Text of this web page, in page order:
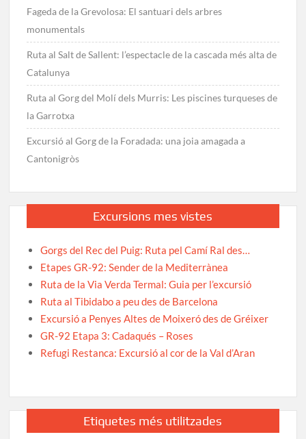
Fageda de la Grevolosa: El santuari dels arbres
monumentals
Ruta al Salt de Sallent: l’espectacle de la cascada més alta de
Catalunya
Ruta al Gorg del Molí dels Murris: Les piscines turqueses de
la Garrotxa
Excursió al Gorg de la Foradada: una joia amagada a
Cantonigròs
Excursions mes vistes
Gorgs del Rec del Puig: Ruta pel Camí Ral des…
Etapes GR-92: Sender de la Mediterrànea
Ruta de la Via Verda Termal: Guia per l’excursió
Ruta al Tibidabo a peu des de Barcelona
Excursió a Penyes Altes de Moixeró des de Gréixer
GR-92 Etapa 3: Cadaqués – Roses
Refugi Restanca: Excursió al cor de la Val d’Aran
Etiquetes més utilitzades